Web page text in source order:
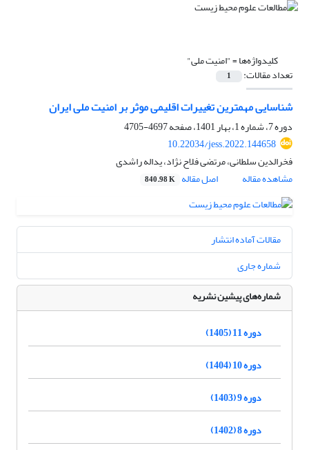
کلیدواژه‌ها ="امنیت ملی"
تعداد مقالات: 1
شناسایی مهمترین تغییرات اقلیمی موثر بر امنیت ملی ایران
دوره 7، شماره 1، بهار 1401، صفحه
4697-4705
10.22034/jess.2022.144658
فخرالدین سلطانی، مرتضی فلاح نژاد، یداله راشدی
مشاهده مقاله
اصل مقاله 840.98 K
مقالات آماده انتشار
شماره جاری
شماره‌های پیشین نشریه
دوره 11 (1405)
دوره 10 (1404)
دوره 9 (1403)
دوره 8 (1402)